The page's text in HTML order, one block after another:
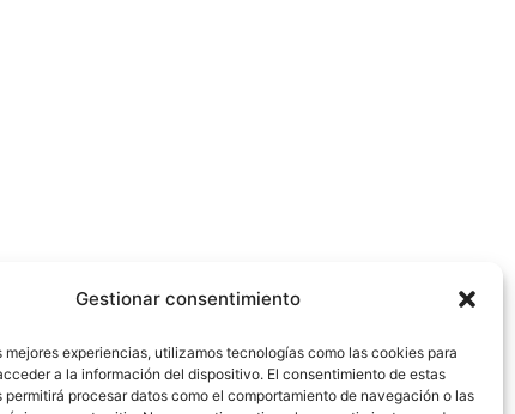
Gestionar consentimiento
mejores experiencias, utilizamos tecnologías como las cookies para
a la información del dispositivo. El consentimiento de estas
permitirá procesar datos como el comportamiento de navegación o las